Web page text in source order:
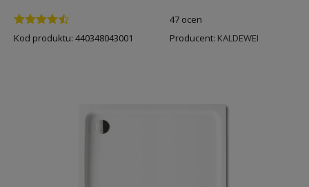
47 ocen
Kod produktu: 440348043001 Producent: KALDEWEI